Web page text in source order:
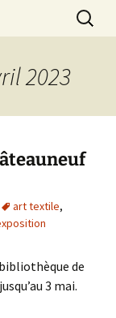
2023
art textile,
de
3 mai.